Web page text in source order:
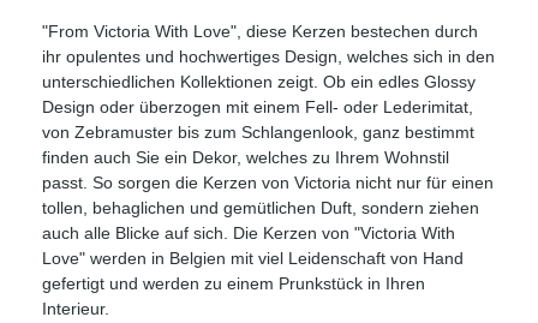
"From Victoria With Love", diese Kerzen bestechen durch
ihr opulentes und hochwertiges Design, welches sich in den
unterschiedlichen Kollektionen zeigt. Ob ein edles Glossy
Design oder überzogen mit einem Fell- oder Lederimitat,
von Zebramuster bis zum Schlangenlook, ganz bestimmt
finden auch Sie ein Dekor, welches zu Ihrem Wohnstil
passt. So sorgen die Kerzen von Victoria nicht nur für einen
tollen, behaglichen und gemütlichen Duft, sondern ziehen
auch alle Blicke auf sich. Die Kerzen von "Victoria With
Love" werden in Belgien mit viel Leidenschaft von Hand
gefertigt und werden zu einem Prunkstück in Ihren
Interieur.